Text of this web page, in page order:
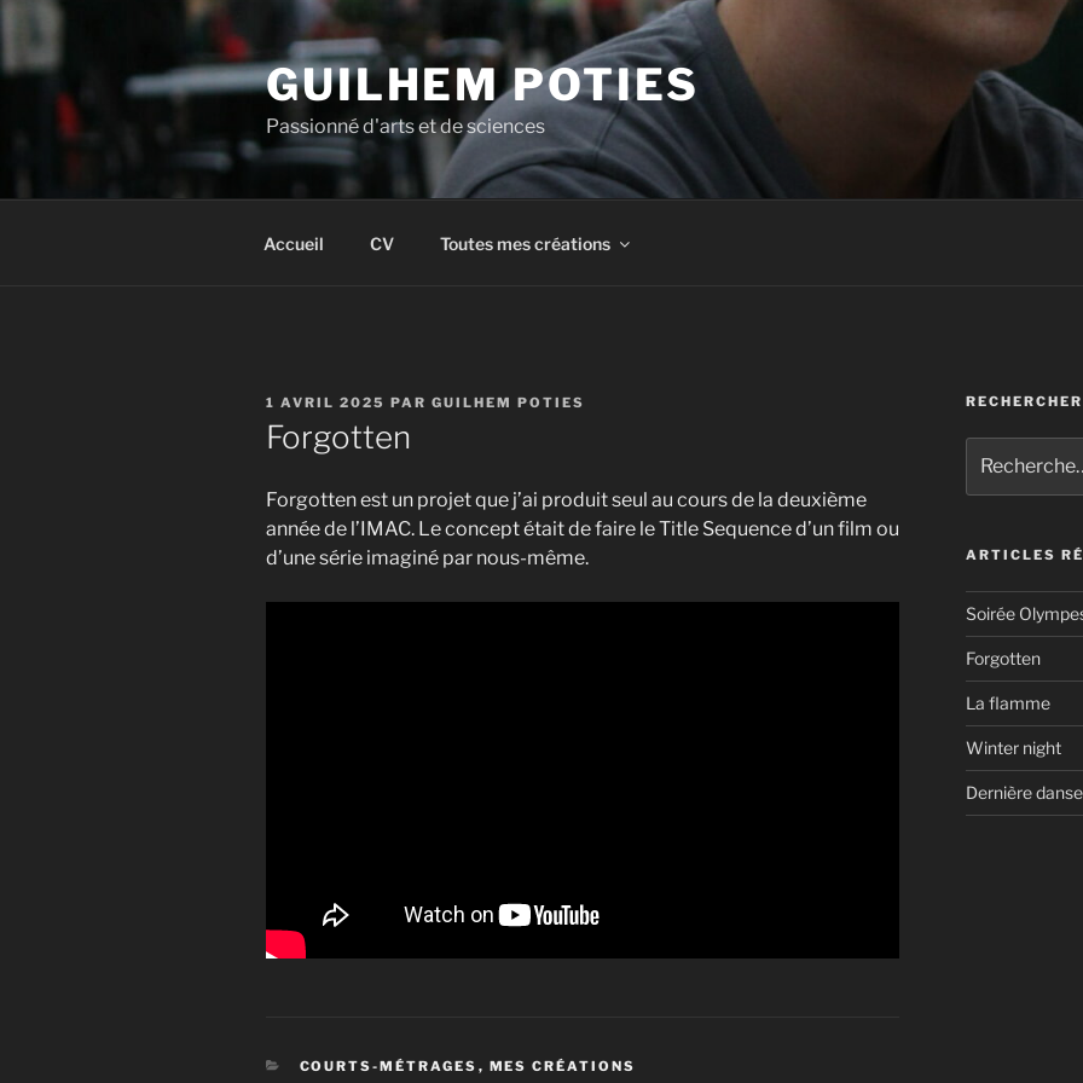
contenu
principal
GUILHEM POTIES
Passionné d'arts et de sciences
Accueil CV Toutes mes créations
PUBLIÉ
LE
1 AVRIL 2025 PAR GUILHEM POTIES
Forgotten
Forgotten est un projet que j’ai produit seul au cours de la deuxième
année de l’IMAC. Le concept était de faire le Title Sequence d’un film ou
d’une série imaginé par nous-même.
CATÉGORIES
COURTS-MÉTRAGES , MES CRÉATIONS
RECHERCHER
pour
:
ARTICLES
Soirée
Forgotten
La flamme
Winter night
Dernière danse